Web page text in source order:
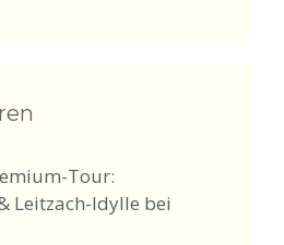
Tour:
Leitzach-Idylle bei